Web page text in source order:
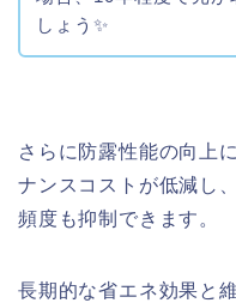
しょう✨
さらに防露性能の向上
ナンスコストが低減し
頻度も抑制できます。
長期的な省エネ効果と